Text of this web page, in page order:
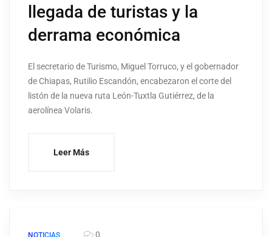
llegada de turistas y la
derrama económica
El secretario de Turismo, Miguel Torruco, y el gobernador
de Chiapas, Rutilio Escandón, encabezaron el corte del
listón de la nueva ruta León-Tuxtla Gutiérrez, de la
aerolínea Volaris.
Leer Más
NOTICIAS 0